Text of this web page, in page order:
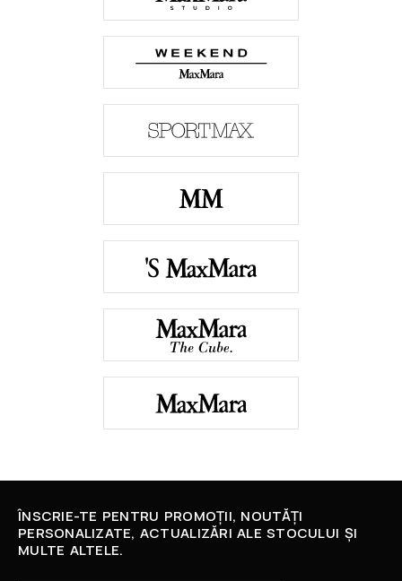
ÎNSCRIE-TE PENTRU PROMOȚII, NOUTĂȚI
PERSONALIZATE, ACTUALIZĂRI ALE STOCULUI ȘI
MULTE ALTELE.